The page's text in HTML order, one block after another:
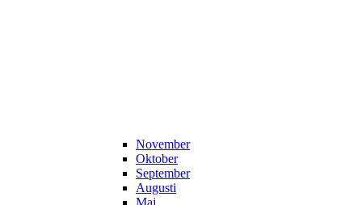
November
Oktober
September
Augusti
Maj